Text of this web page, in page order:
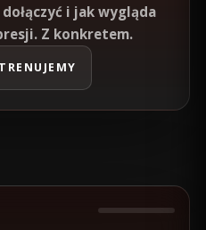
i jak wygląda
Z konkretem.